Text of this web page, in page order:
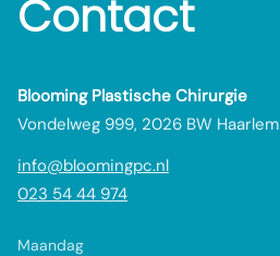
Contact
Blooming Plastische Chirurgie
Vondelweg 999, 2026 BW Haarlem
info@bloomingpc.nl
023 54 44 974
Maandag